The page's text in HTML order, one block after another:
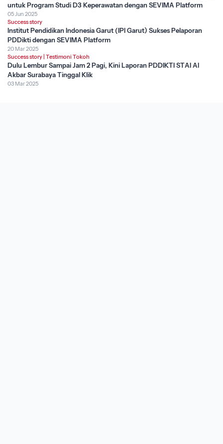
untuk Program Studi D3 Keperawatan dengan SEVIMA Platform
05 Jun 2025
Success story
Institut Pendidikan Indonesia Garut (IPI Garut) Sukses Pelaporan
PDDikti dengan SEVIMA Platform
20 Mar 2025
Success story Testimoni Tokoh
Dulu Lembur Sampai Jam 2 Pagi, Kini Laporan PDDIKTI STAI Al
Akbar Surabaya Tinggal Klik
03 Mar 2025